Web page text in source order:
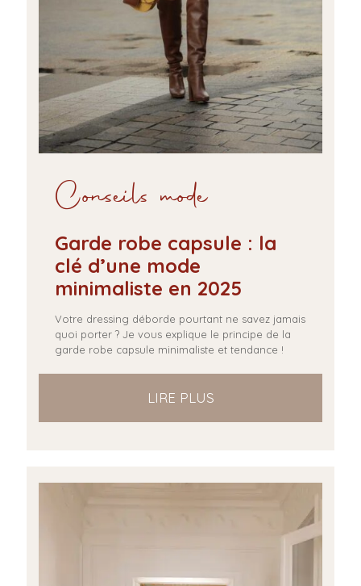
Conseils mode
Garde robe capsule : la
clé d’une mode
minimaliste en 2025
Votre dressing déborde pourtant ne savez jamais
quoi porter ? Je vous explique le principe de la
garde robe capsule minimaliste et tendance !
LIRE PLUS